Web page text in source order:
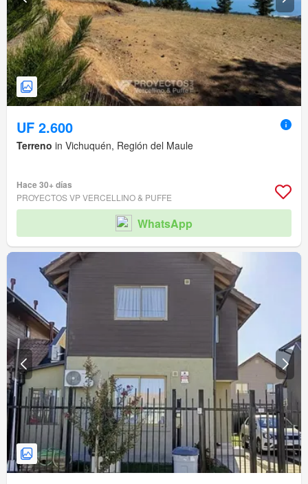
UF 2.600
Terreno in Vichuquén, Región del Maule
Hace 30+ días
PROYECTOS VP VERCELLINO & PUFFE
WhatsApp